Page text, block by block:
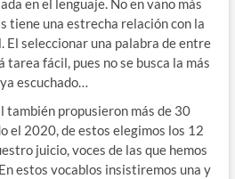
en el lenguaje. No en vano más
tiene una estrecha relación con la
seleccionar una palabra de entre
fácil, pues no se busca la más
escuchado…
también propusieron más de 30
el 2020, de estos elegimos los 12
juicio, voces de las que hemos
estos vocablos insistiremos una y